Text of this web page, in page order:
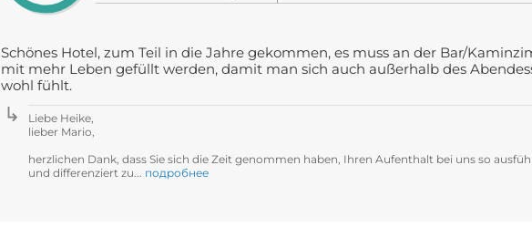
Schönes Hotel, zum Teil in die Jahre gekommen, es muss an der Bar/
mit mehr Leben gefüllt werden, damit man sich auch außerhalb des
wohl fühlt.
Liebe Heike,
lieber Mario,
herzlichen Dank, dass Sie sich die Zeit genommen haben, Ihren Aufenthalt bei uns so
und differenziert zu... подробнее